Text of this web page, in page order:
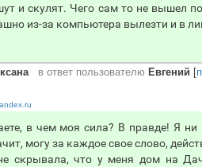
и скулят. Чего сам то не вышел
из-за компьютера вылезти и в
в ответ пользователю Евгений [
в чем моя сила? В правде! Я
могу за каждое свое слово,
скрывала, что у меня дом на